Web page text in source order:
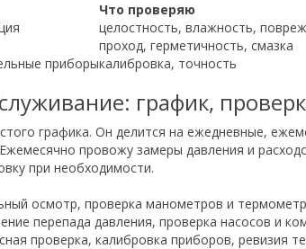
Что проверяю
целостность, влажность,
проход, герметичность, смазка
приборыкалибровка, точность
график,
графика. Он делится на ежедневные,
провожу замеры давления и
при необходимости.
осмотр, проверка манометров и
перепада давления, проверка насосов и
проверка, калибровка приборов, ревизия